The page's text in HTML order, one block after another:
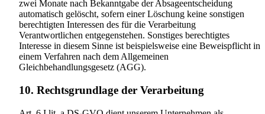
zwei Monate nach Bekanntgabe der Absageentscheidung
automatisch gelöscht, sofern einer Löschung keine sonstigen
berechtigten Interessen des für die Verarbeitung
Verantwortlichen entgegenstehen. Sonstiges berechtigtes
Interesse in diesem Sinne ist beispielsweise eine Beweispflicht in
einem Verfahren nach dem Allgemeinen
Gleichbehandlungsgesetz (AGG).
10. Rechtsgrundlage der Verarbeitung